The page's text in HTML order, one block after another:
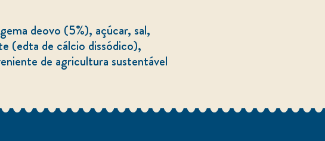
(edta de cálcio dissódico),
de agricultura sustentável